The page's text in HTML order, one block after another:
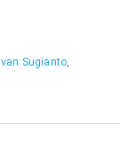
Ivan Sugianto,